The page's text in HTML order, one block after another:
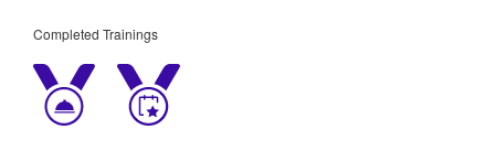
Completed Trainings